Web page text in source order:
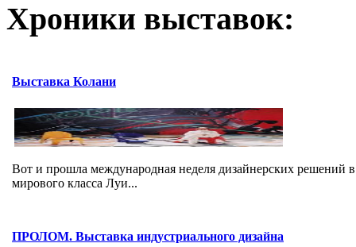
Хроники выставок:
Выставка Колани
Вот и прошла международная неделя дизайнерских решений
мирового класса Луи...
ПРОЛОМ. Выставка индустриального дизайна